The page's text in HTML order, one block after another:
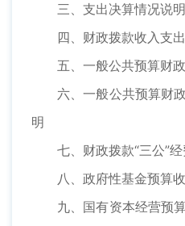
三、支出决算情况说明
四、财政拨款收入支出
五、一般公共预算财政
六、一般公共预算财政
明
七、财政拨款“三公”经
八、政府性基金预算收
九、国有资本经营预算